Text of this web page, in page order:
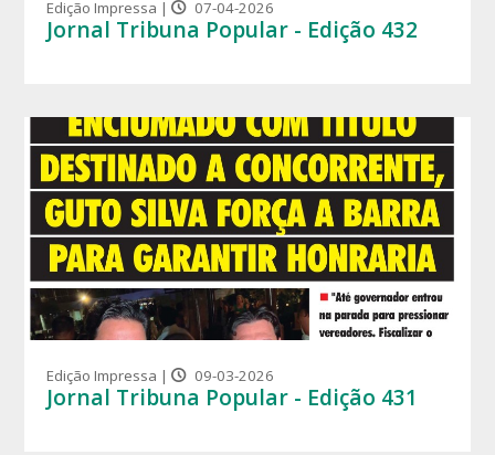
Edição Impressa | 07-04-2026
Jornal Tribuna Popular - Edição 432
Edição Impressa | 09-03-2026
Jornal Tribuna Popular - Edição 431